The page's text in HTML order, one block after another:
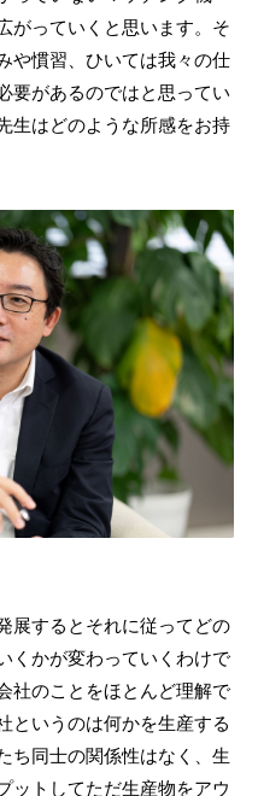
がっていくと思います。そ
や慣習、ひいては我々の仕
要があるのではと思ってい
生はどのような所感をお持
展するとそれに従ってどの
くかが変わっていくわけで
社のことをほとんど理解で
というのは何かを生産する
ち同士の関係性はなく、生
ットしてただ生産物をアウ